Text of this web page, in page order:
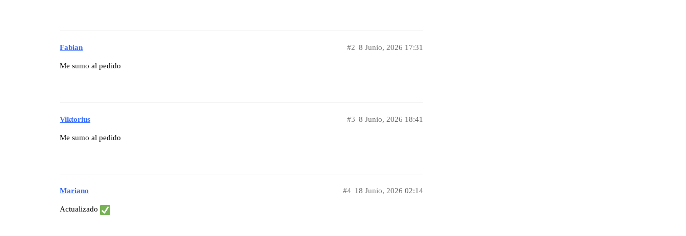
Fabian 8 Junio, 2026 17:31
#2
Me sumo al pedido
Viktorius 8 Junio, 2026 18:41
#3
Me sumo al pedido
Mariano 18 Junio, 2026 02:14
#4
Actualizado